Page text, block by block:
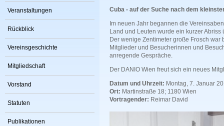
Veranstaltungen
Rückblick
Vereinsgeschichte
Mitgliedschaft
Vorstand
Statuten
Publikationen
Cuba - auf der Suche nach dem
Im neuen Jahr begannen die
Land und Leuten wurde ein kurzer
Der wenige Zentimeter große Frosch
Mitglieder und Besucherinnen und
anregende Gespräche.
Der DANIO Wien freut sich ein neues
Datum und Uhrzeit: Montag, 7. Januar
Ort: Martinstraße 18; 1180 Wien
Vortragender: Reimar David